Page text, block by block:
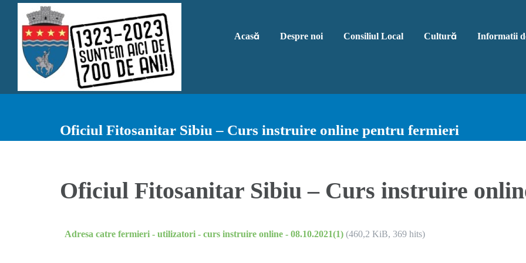
content
Acasă Despre noi Consiliul Local Cultură Informatii
Oficiul Fitosanitar Sibiu – Curs instruire online pentru fermieri
Oficiul Fitosanitar Sibiu – Curs instruire
Adresa catre fermieri - utilizatori - curs instruire online - 08.10.2021(1) (460,2 KiB, 369 hits)